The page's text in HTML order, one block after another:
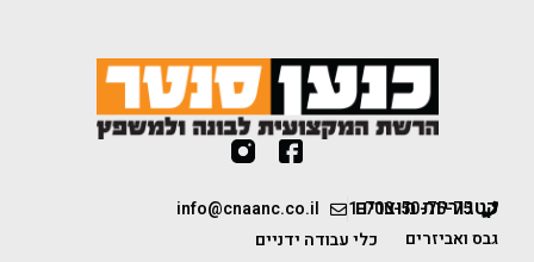
1-700-50-75-75
info@cnaanc.co.il קטגוריות מוצרים
גבס ואביזרים
כלי עבודה ידניים